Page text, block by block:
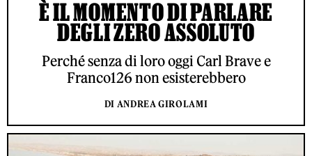
È IL MOMENTO DI PARLARE
DEGLI ZERO ASSOLUTO
Perché senza di loro oggi Carl Brave e
Franco126 non esisterebbero
DI ANDREA GIROLAMI